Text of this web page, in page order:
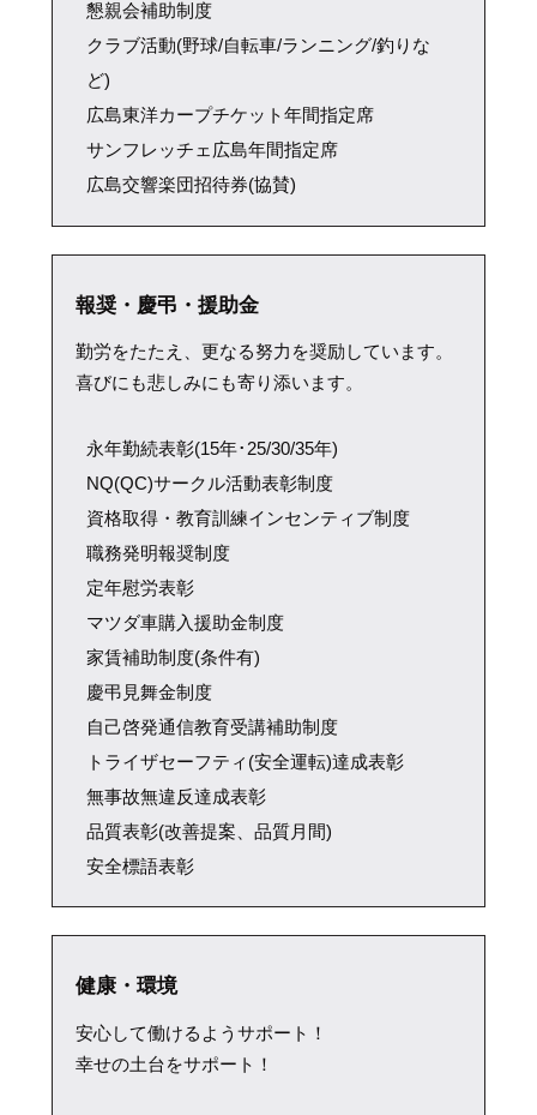
懇親会補助制度
クラブ活動(野球/自転車/ランニング/釣りな
ど)
広島東洋カープチケット年間指定席
サンフレッチェ広島年間指定席
広島交響楽団招待券(協賛)
報奨・慶弔・援助金
勤労をたたえ、更なる努力を奨励しています。
喜びにも悲しみにも寄り添います。
永年勤続表彰(15年･25/30/35年)
NQ(QC)サークル活動表彰制度
資格取得・教育訓練インセンティブ制度
職務発明報奨制度
定年慰労表彰
マツダ車購入援助金制度
家賃補助制度(条件有)
慶弔見舞金制度
自己啓発通信教育受講補助制度
トライザセーフティ(安全運転)達成表彰
無事故無違反達成表彰
品質表彰(改善提案、品質月間)
安全標語表彰
健康・環境
安心して働けるようサポート！
幸せの土台をサポート！